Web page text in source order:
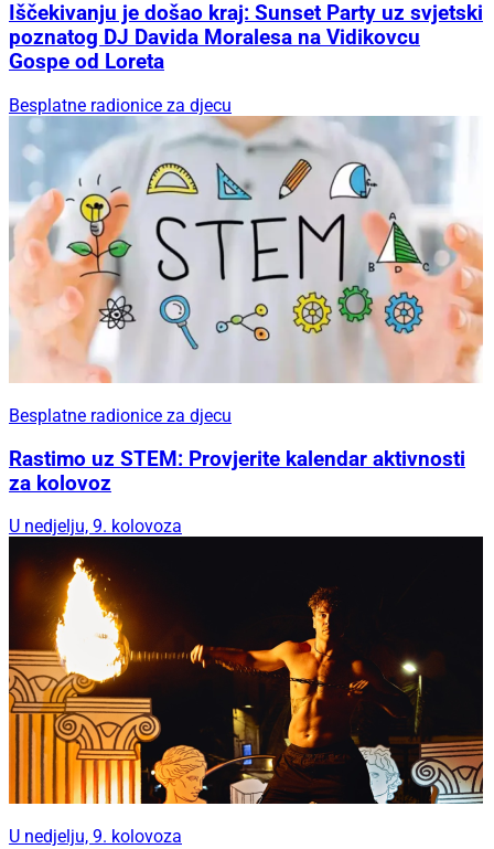
Iščekivanju je došao kraj: Sunset Party uz svjetski
poznatog DJ Davida Moralesa na Vidikovcu
Gospe od Loreta
Besplatne radionice za djecu
Besplatne radionice za djecu
Rastimo uz STEM: Provjerite kalendar aktivnosti
za kolovoz
U nedjelju, 9. kolovoza
U nedjelju, 9. kolovoza